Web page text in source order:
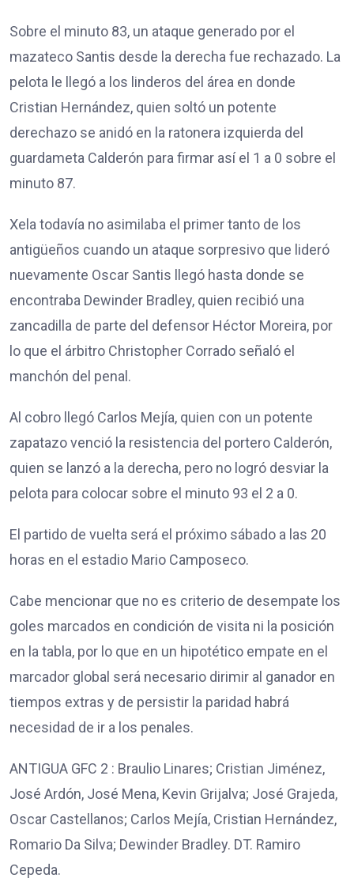
Sobre el minuto 83, un ataque generado por el
mazateco Santis desde la derecha fue rechazado. La
pelota le llegó a los linderos del área en donde
Cristian Hernández, quien soltó un potente
derechazo se anidó en la ratonera izquierda del
guardameta Calderón para firmar así el 1 a 0 sobre el
minuto 87.
Xela todavía no asimilaba el primer tanto de los
antigüeños cuando un ataque sorpresivo que lideró
nuevamente Oscar Santis llegó hasta donde se
encontraba Dewinder Bradley, quien recibió una
zancadilla de parte del defensor Héctor Moreira, por
lo que el árbitro Christopher Corrado señaló el
manchón del penal.
Al cobro llegó Carlos Mejía, quien con un potente
zapatazo venció la resistencia del portero Calderón,
quien se lanzó a la derecha, pero no logró desviar la
pelota para colocar sobre el minuto 93 el 2 a 0.
El partido de vuelta será el próximo sábado a las 20
horas en el estadio Mario Camposeco.
Cabe mencionar que no es criterio de desempate los
goles marcados en condición de visita ni la posición
en la tabla, por lo que en un hipotético empate en el
marcador global será necesario dirimir al ganador en
tiempos extras y de persistir la paridad habrá
necesidad de ir a los penales.
ANTIGUA GFC 2 : Braulio Linares; Cristian Jiménez,
José Ardón, José Mena, Kevin Grijalva; José Grajeda,
Oscar Castellanos; Carlos Mejía, Cristian Hernández,
Romario Da Silva; Dewinder Bradley. DT. Ramiro
Cepeda.